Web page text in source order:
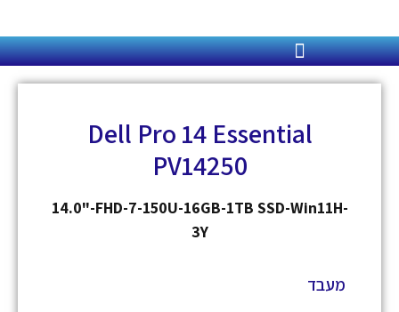
Dell Pro 14 Essential
PV14250
14.0"-FHD-7-150U-16GB-1TB SSD-Win11H-
3Y
מעבד